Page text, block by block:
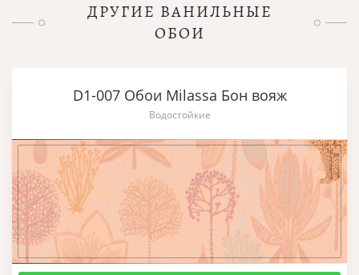
ДРУГИЕ ВАНИЛЬНЫЕ
ОБОИ
D1-007 Обои Milassa Бон вояж
Водостойкие